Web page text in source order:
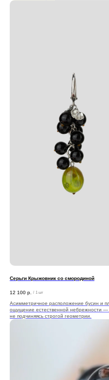
Серьги Крыжовник со смородиной
12 100 р. / 1 шт
Асимметричное расположение бусин и
ощущение естественной небрежности —
не подчиняясь строгой геометрии.